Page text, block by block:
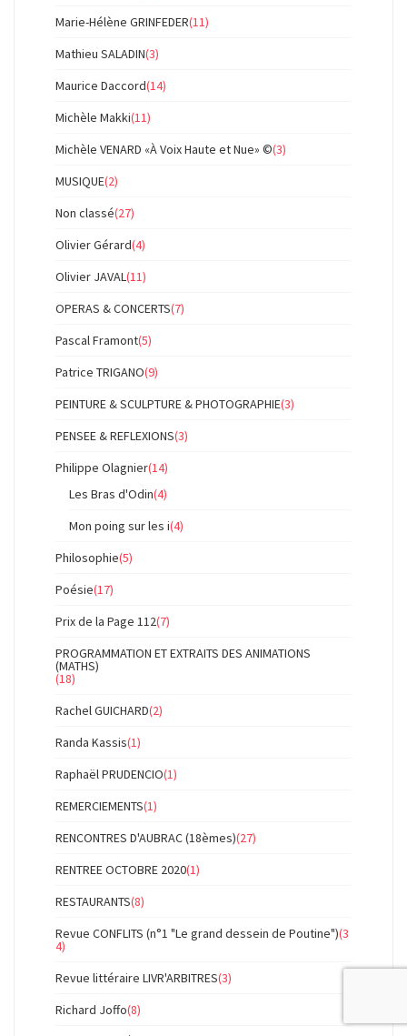
Marie-Hélène GRINFEDER(11)
Mathieu SALADIN(3)
Maurice Daccord(14)
Michèle Makki(11)
Michèle VENARD «À Voix Haute et Nue» ©(3)
MUSIQUE(2)
Non classé(27)
Olivier Gérard(4)
Olivier JAVAL(11)
OPERAS & CONCERTS(7)
Pascal Framont(5)
Patrice TRIGANO(9)
PEINTURE & SCULPTURE & PHOTOGRAPHIE(3)
PENSEE & REFLEXIONS(3)
Philippe Olagnier(14)
Les Bras d'Odin(4)
Mon poing sur les i(4)
Philosophie(5)
Poésie(17)
Prix de la Page 112(7)
PROGRAMMATION ET EXTRAITS DES ANIMATIONS
(MATHS)
(18)
Rachel GUICHARD(2)
Randa Kassis(1)
Raphaël PRUDENCIO(1)
REMERCIEMENTS(1)
RENCONTRES D'AUBRAC (18èmes)(27)
RENTREE OCTOBRE 2020(1)
RESTAURANTS(8)
Revue CONFLITS (n°1 "Le grand dessein de Poutine")(3
4)
Revue littéraire LIVR'ARBITRES(3)
Richard Joffo(8)